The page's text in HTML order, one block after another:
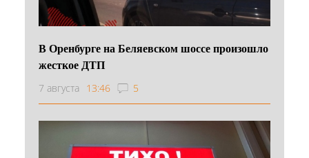
В Оренбурге на Беляевском шоссе произошло
жесткое ДТП
7 августа 13:46 5